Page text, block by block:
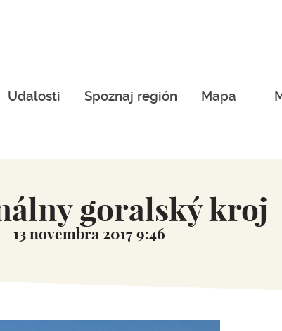
Udalosti Spoznaj región Mapa
goralský kroj
13 novembra 2017 9:46